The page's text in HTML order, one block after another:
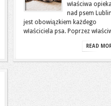
właściwa
nad psem
jest obowiązkiem każdego
właściciela psa. Poprzez
READ